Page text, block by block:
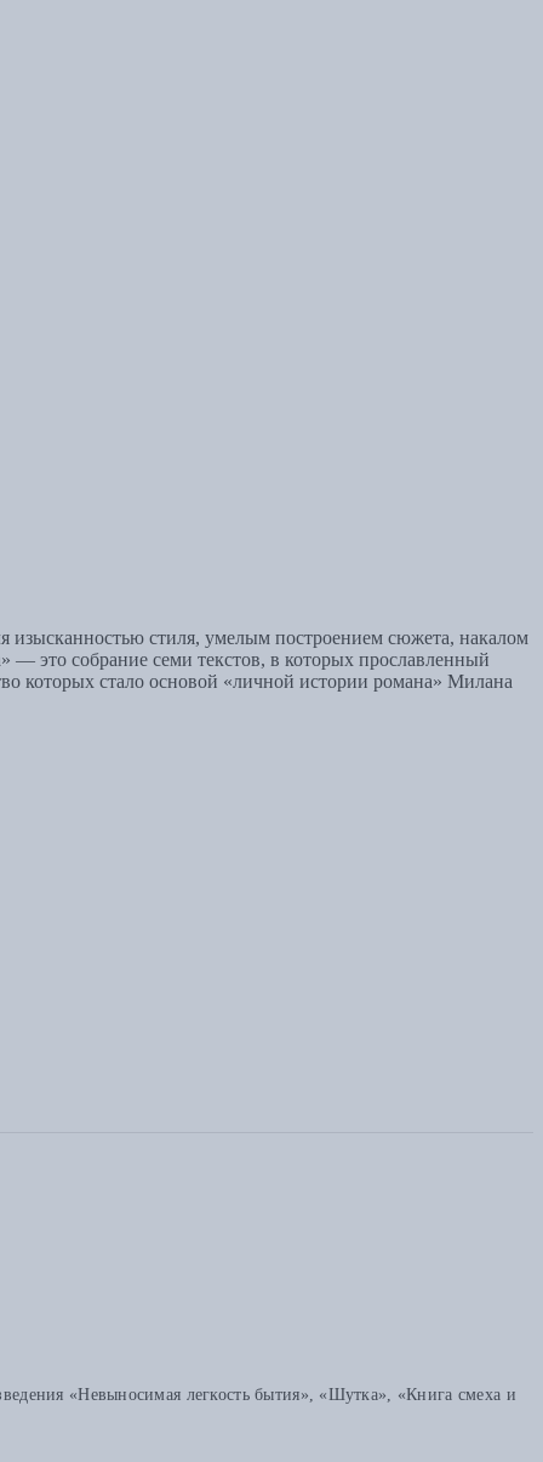
изысканностью стиля, умелым построением сюжета, накалом
— это собрание семи текстов, в которых прославленный
которых стало основой «личной истории романа» Милана
«Невыносимая легкость бытия», «Шутка», «Книга смеха и